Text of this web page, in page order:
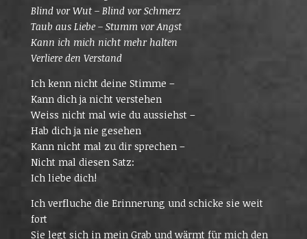
Blind vor Wut – Blind vor Schmerz
Taub aus Liebe – Stumm vor Angst
Kann ich mich nicht mehr halten
Verliere den Verstand
Ich kenn nicht deine Stimme –
Kann dich ja nicht verstehen
Weiss nicht mal wie du aussiehst –
Hab dich ja nie gesehen
Kann nicht mal zu dir sprechen –
Nicht mal diesen Satz:
Ich liebe dich!
Ich verfluche die Erinnerung und schicke sie weit
fort
Sie legt sich in mein Grab und wärmt für mich den